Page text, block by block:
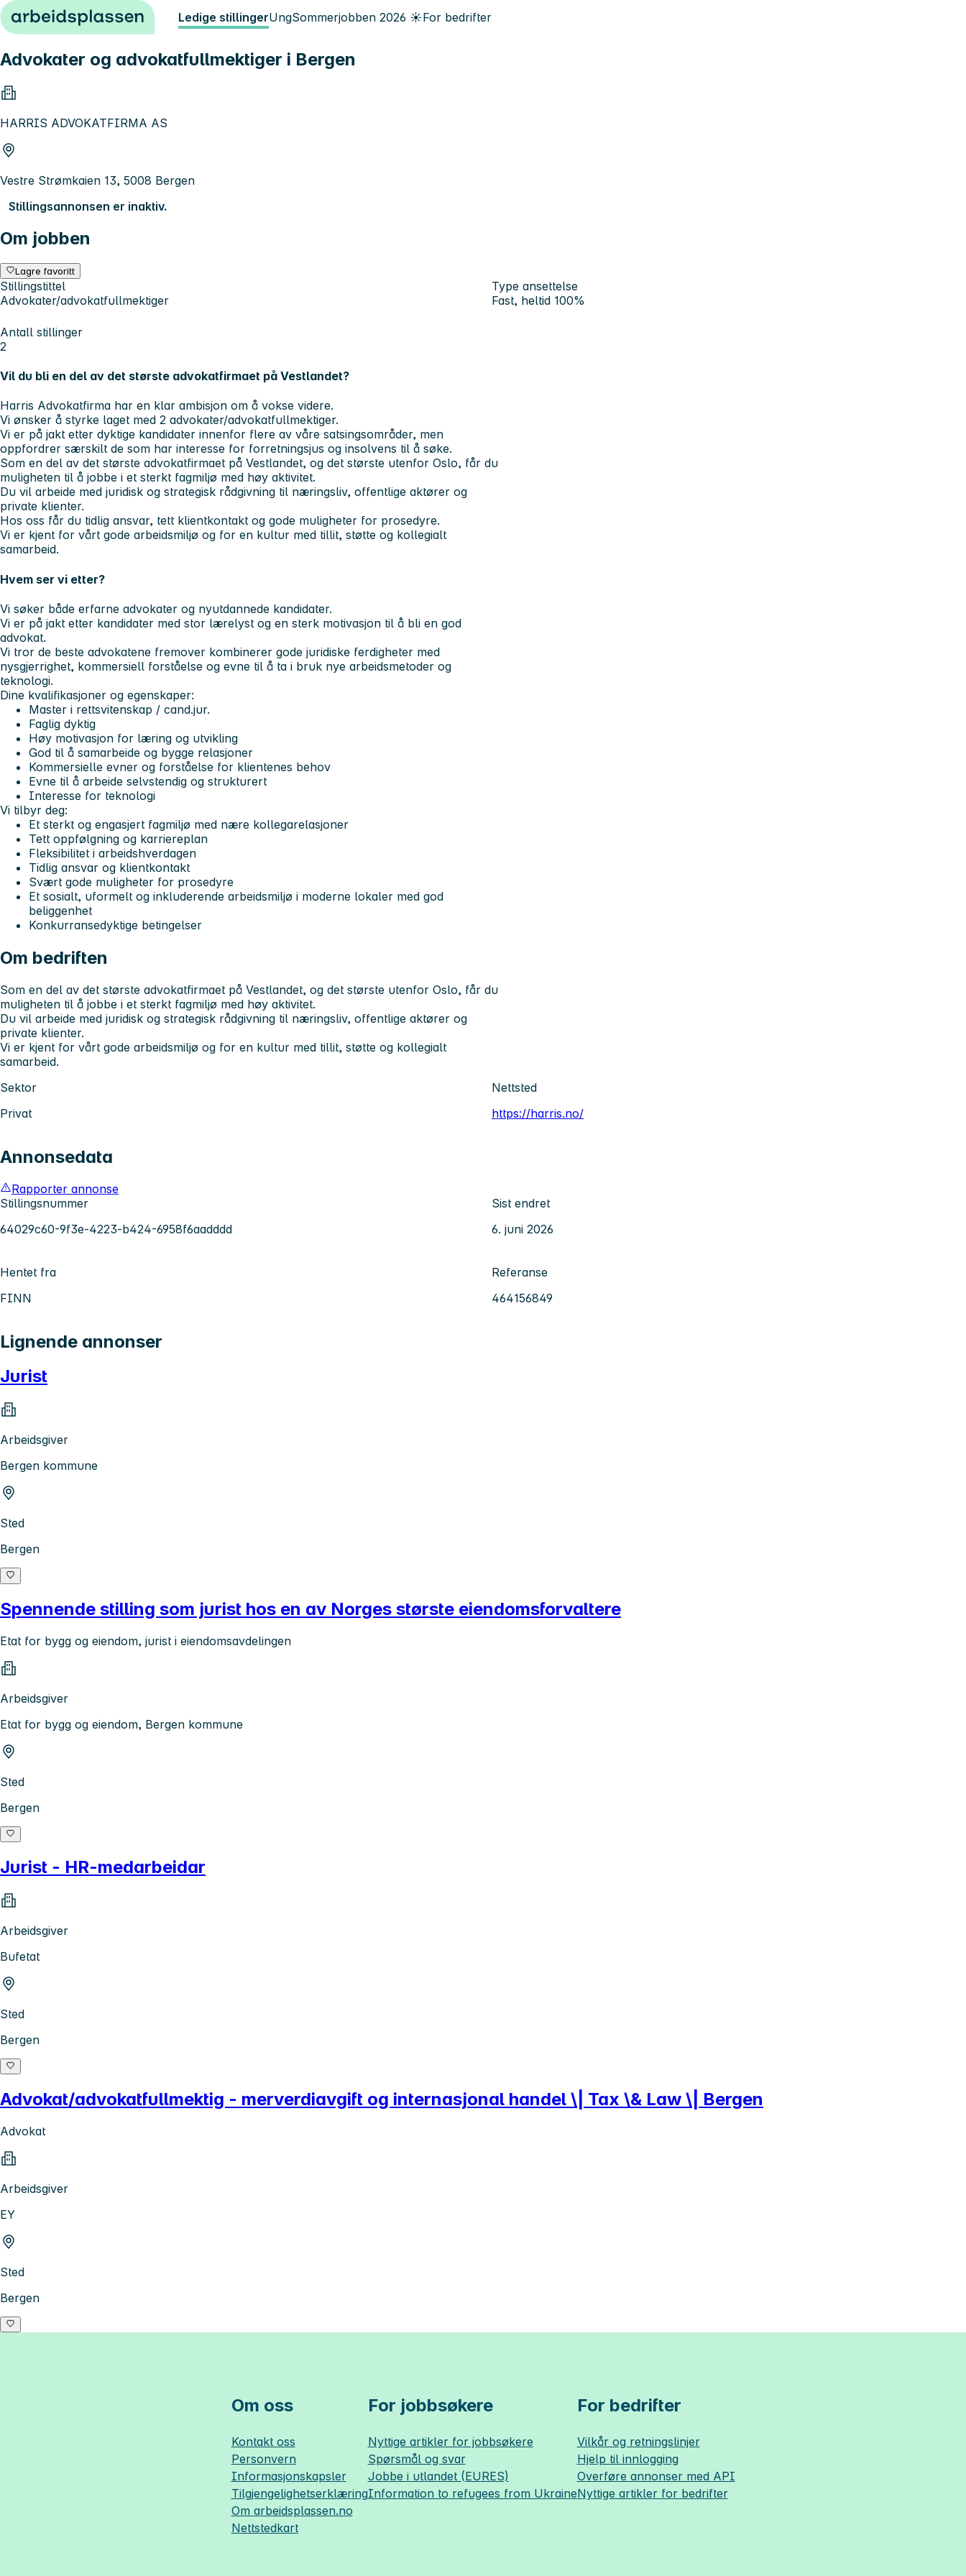
Hopp til innhold Ledige stillingerUngSommerjobben 2026 ☀️For bedrifter
Advokater og advokatfullmektiger i Bergen
HARRIS ADVOKATFIRMA AS
Vestre Strømkaien 13, 5008 Bergen
Stillingsannonsen er inaktiv.
Om jobben
Lagre favoritt
Stillingstittel
Advokater/advokatfullmektiger
Type ansettelse
Fast, heltid 100%
Antall stillinger
2
Vil du bli en del av det største advokatfirmaet på Vestlandet?
Harris Advokatfirma har en klar ambisjon om å vokse videre.
Vi ønsker å styrke laget med 2 advokater/advokatfullmektiger.
Vi er på jakt etter dyktige kandidater innenfor flere av våre satsingsområder, men
oppfordrer særskilt de som har interesse for forretningsjus og insolvens til å søke.
Som en del av det største advokatfirmaet på Vestlandet, og det største utenfor Oslo, får du
muligheten til å jobbe i et sterkt fagmiljø med høy aktivitet.
Du vil arbeide med juridisk og strategisk rådgivning til næringsliv, offentlige aktører og
private klienter.
Hos oss får du tidlig ansvar, tett klientkontakt og gode muligheter for prosedyre.
Vi er kjent for vårt gode arbeidsmiljø og for en kultur med tillit, støtte og kollegialt
samarbeid.
Hvem ser vi etter?
Vi søker både erfarne advokater og nyutdannede kandidater.
Vi er på jakt etter kandidater med stor lærelyst og en sterk motivasjon til å bli en god
advokat.
Vi tror de beste advokatene fremover kombinerer gode juridiske ferdigheter med
nysgjerrighet, kommersiell forståelse og evne til å ta i bruk nye arbeidsmetoder og
teknologi.
Dine kvalifikasjoner og egenskaper:
Master i rettsvitenskap / cand.jur.
Faglig dyktig
Høy motivasjon for læring og utvikling
God til å samarbeide og bygge relasjoner
Kommersielle evner og forståelse for klientenes behov
Evne til å arbeide selvstendig og strukturert
Interesse for teknologi
Vi tilbyr deg:
Et sterkt og engasjert fagmiljø med nære kollegarelasjoner
Tett oppfølgning og karriereplan
Fleksibilitet i arbeidshverdagen
Tidlig ansvar og klientkontakt
Svært gode muligheter for prosedyre
Et sosialt, uformelt og inkluderende arbeidsmiljø i moderne lokaler med god
beliggenhet
Konkurransedyktige betingelser
Om bedriften
Som en del av det største advokatfirmaet på Vestlandet, og det største utenfor Oslo, får du
muligheten til å jobbe i et sterkt fagmiljø med høy aktivitet.
Du vil arbeide med juridisk og strategisk rådgivning til næringsliv, offentlige aktører og
private klienter.
Vi er kjent for vårt gode arbeidsmiljø og for en kultur med tillit, støtte og kollegialt
samarbeid.
Sektor
Privat
Nettsted
https://harris.no/
Annonsedata
Rapporter annonse
Stillingsnummer
64029c60-9f3e-4223-b424-6958f6aadddd
Sist endret
6. juni 2026
Hentet fra
FINN
Referanse
464156849
Lignende annonser
Jurist
Arbeidsgiver
Bergen kommune
Sted
Bergen
Spennende stilling som jurist hos en av Norges største eiendomsforvaltere
Etat for bygg og eiendom, jurist i eiendomsavdelingen
Arbeidsgiver
Etat for bygg og eiendom, Bergen kommune
Sted
Bergen
Jurist - HR-medarbeidar
Arbeidsgiver
Bufetat
Sted
Bergen
Advokat/advokatfullmektig - merverdiavgift og internasjonal handel \| Tax \& Law \| Bergen
Advokat
Arbeidsgiver
EY
Sted
Bergen
Om oss
Kontakt oss
Personvern
Informasjonskapsler
Tilgjengelighetserklæring
Om arbeidsplassen.no
Nettstedkart
For jobbsøkere
Nyttige artikler for jobbsøkere
Spørsmål og svar
Jobbe i utlandet (EURES)
Information to refugees from Ukraine
For bedrifter
Vilkår og retningslinjer
Hjelp til innlogging
Overføre annonser med API
Nyttige artikler for bedrifter